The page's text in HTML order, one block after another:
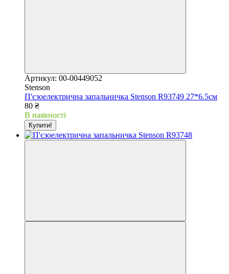
Артикул: 00-00449052
Stenson
П'єзоелектрична запальничка Stenson R93749 27*6.5см
80 ₴
В наявності
Купити!